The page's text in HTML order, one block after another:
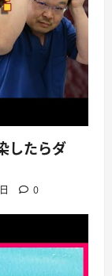
したらダ
0